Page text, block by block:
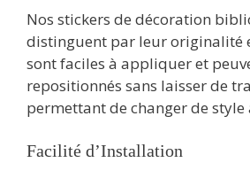
Nos stickers de décoration
distinguent par leur originalité
sont faciles à appliquer et
repositionnés sans laisser de
permettant de changer de style
Facilité d’Installation